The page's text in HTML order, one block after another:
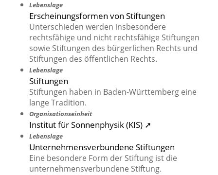
Lebenslage
Erscheinungsformen von Stiftungen
Unterschieden werden insbesondere
rechtsfähige und nicht rechtsfähige Stiftungen
sowie Stiftungen des bürgerlichen Rechts und
Stiftungen des öffentlichen Rechts.
Lebenslage
Stiftungen
Stiftungen haben in Baden-Württemberg eine
lange Tradition.
Organisationseinheit
Institut für Sonnenphysik (KIS) ➚
Lebenslage
Unternehmensverbundene Stiftungen
Eine besondere Form der Stiftung ist die
unternehmensverbundene Stiftung.